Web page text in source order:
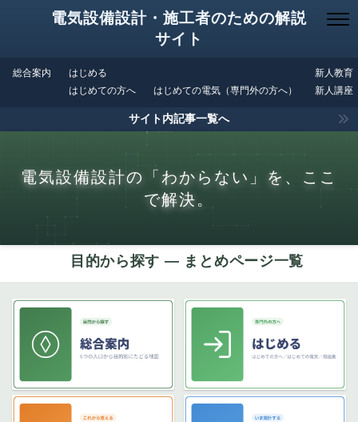
電気設備設計・施工者のための解説
サイト
総合案内
はじめる
はじめての方へ
はじめての電気（専門外の方へ）
新人教育
新人講座
サイト内記事一覧へ
電気設備設計の「わからない」を、ここ
で解決。